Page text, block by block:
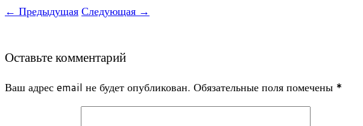
← ПредыдущаяСледующая →
Оставьте комментарий
Ваш адрес email не будет опубликован. Обязательные поля помечены *